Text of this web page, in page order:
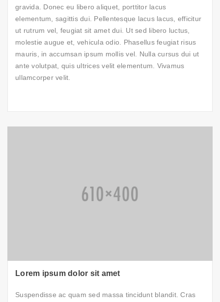
gravida. Donec eu libero aliquet, porttitor lacus
elementum, sagittis dui. Pellentesque lacus lacus, efficitur
ut rutrum vel, feugiat sit amet dui. Ut sed libero luctus,
molestie augue et, vehicula odio. Phasellus feugiat risus
mauris, in accumsan ipsum mollis vel. Nulla cursus dui ut
ante volutpat, quis ultrices velit elementum. Vivamus
ullamcorper velit.
Lorem ipsum dolor sit amet
Suspendisse ac quam sed massa tincidunt blandit. Cras